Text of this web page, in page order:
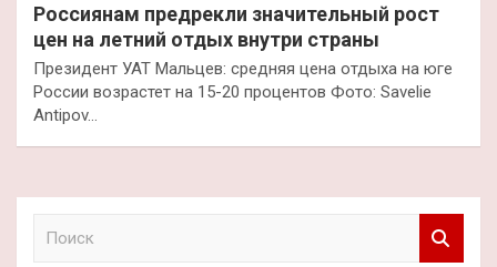
Россиянам предрекли значительный рост
цен на летний отдых внутри страны
Президент УАТ Мальцев: средняя цена отдыха на юге
России возрастет на 15-20 процентов Фото: Savelie
Antipov…